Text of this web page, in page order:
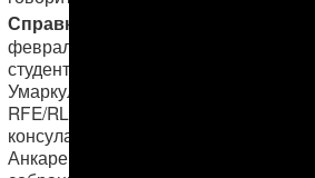
Справка АНТ:
февраля 2018 года
студент Омрузак
Умаркулиев (на фото
RFE/RL) по приглашению
консула Туркменистана в
Анкаре